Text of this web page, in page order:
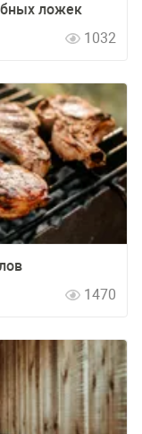
ложек
1032
1470